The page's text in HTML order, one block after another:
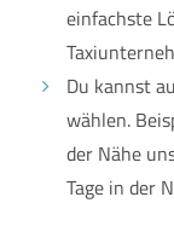
einfachste
Du kannst
wählen.
der Nähe
Tage in der